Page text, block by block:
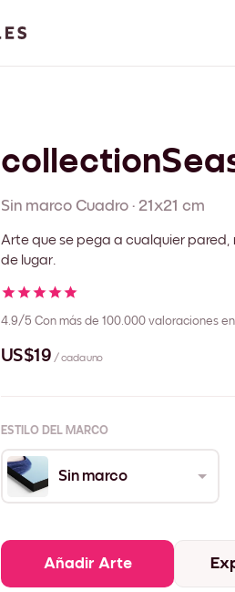
Sin marco Cuadro · 21x21 cm
Arte que se pega a cualquier
de lugar.
4.9/5 Con más de 100.000 valoraciones
US$19 / cada uno
ESTILO DEL MARCO
Sin marco
Añadir Arte